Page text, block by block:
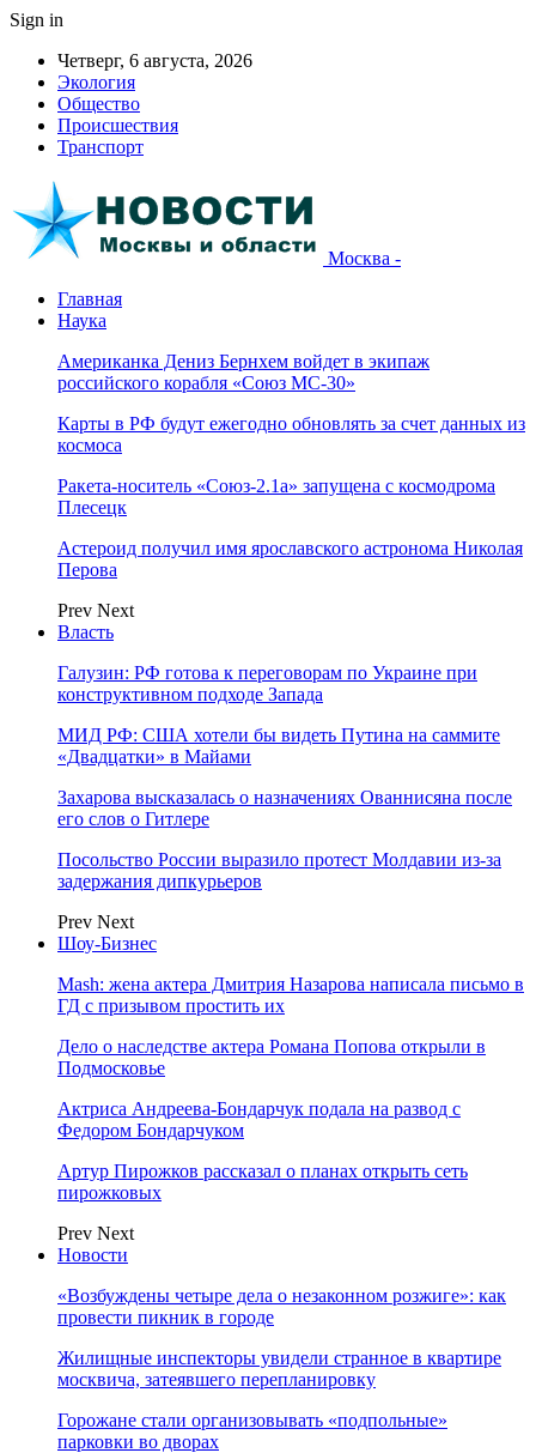
Sign in
Четверг, 6 августа, 2026
Экология
Общество
Происшествия
Транспорт
Москва -
Главная
Наука
Американка Дениз Бернхем войдет в экипаж
российского корабля «Союз МС-30»
Карты в РФ будут ежегодно обновлять за счет данных из
космоса
Ракета-носитель «Союз-2.1а» запущена с космодрома
Плесецк
Астероид получил имя ярославского астронома Николая
Перова
Prev Next
Власть
Галузин: РФ готова к переговорам по Украине при
конструктивном подходе Запада
МИД РФ: США хотели бы видеть Путина на саммите
«Двадцатки» в Майами
Захарова высказалась о назначениях Ованнисяна после
его слов о Гитлере
Посольство России выразило протест Молдавии из-за
задержания дипкурьеров
Prev Next
Шоу-Бизнес
Mash: жена актера Дмитрия Назарова написала письмо в
ГД с призывом простить их
Дело о наследстве актера Романа Попова открыли в
Подмосковье
Актриса Андреева-Бондарчук подала на развод с
Федором Бондарчуком
Артур Пирожков рассказал о планах открыть сеть
пирожковых
Prev Next
Новости
«Возбуждены четыре дела о незаконном розжиге»: как
провести пикник в городе
Жилищные инспекторы увидели странное в квартире
москвича, затеявшего перепланировку
Горожане стали организовывать «подпольные»
парковки во дворах